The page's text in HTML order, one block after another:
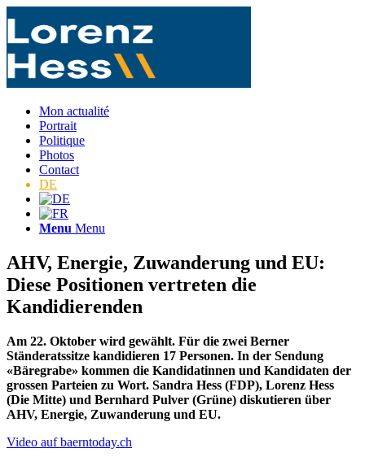
Mon actualité
Portrait
Politique
Photos
Contact
DE
Menu Menu
AHV, Energie, Zuwanderung und EU:
Diese Positionen vertreten die
Kandidierenden
Am 22. Oktober wird gewählt. Für die zwei Berner
Ständeratssitze kandidieren 17 Personen. In der Sendung
«Bäregrabe» kommen die Kandidatinnen und Kandidaten der
grossen Parteien zu Wort. Sandra Hess (FDP), Lorenz Hess
(Die Mitte) und Bernhard Pulver (Grüne) diskutieren über
AHV, Energie, Zuwanderung und EU.
Video auf baerntoday.ch